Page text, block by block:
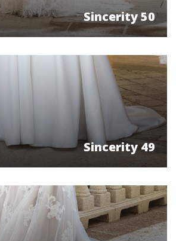
Sincerity 50
Se mere
Sincerity 49
Se mere